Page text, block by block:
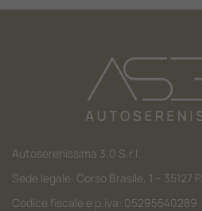
Autoserenissima 3.0 S.r.l.
Sede legale: Corso Brasile, 1 – 35127
Codice fiscale e p.iva: 05295540289